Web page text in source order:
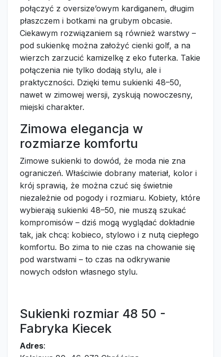
połączyć z oversize’owym kardiganem, długim
płaszczem i botkami na grubym obcasie.
Ciekawym rozwiązaniem są również warstwy –
pod sukienkę można założyć cienki golf, a na
wierzch zarzucić kamizelkę z eko futerka. Takie
połączenia nie tylko dodają stylu, ale i
praktyczności. Dzięki temu sukienki 48–50,
nawet w zimowej wersji, zyskują nowoczesny,
miejski charakter.
Zimowa elegancja w
rozmiarze komfortu
Zimowe sukienki to dowód, że moda nie zna
ograniczeń. Właściwie dobrany materiał, kolor i
krój sprawią, że można czuć się świetnie
niezależnie od pogody i rozmiaru. Kobiety, które
wybierają sukienki 48–50, nie muszą szukać
kompromisów – dziś mogą wyglądać dokładnie
tak, jak chcą: kobieco, stylowo i z nutą ciepłego
komfortu. Bo zima to nie czas na chowanie się
pod warstwami – to czas na odkrywanie
nowych odsłon własnego stylu.
Sukienki rozmiar 48 50 -
Fabryka Kiecek
Adres: